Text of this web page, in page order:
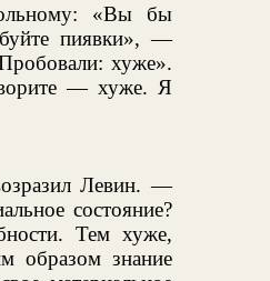
«Вы бы
пиявки», —
хуже».
— хуже. Я
Левин. —
состояние?
Тем хуже,
образом знание